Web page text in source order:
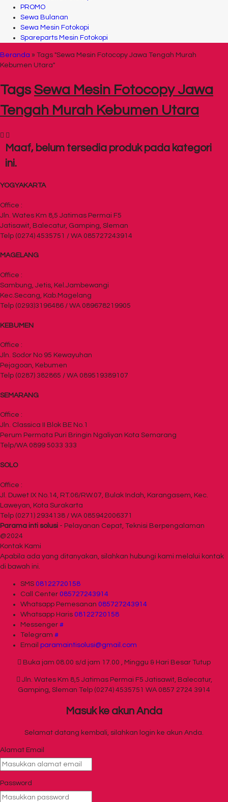
PROMO
Sewa Bulanan
Sewa Mesin Fotokopi
Spareparts Mesin Fotokopi
Beranda » Tags "Sewa Mesin Fotocopy Jawa Tengah Murah
Kebumen Utara"
TagsSewa Mesin Fotocopy Jawa
Tengah Murah Kebumen Utara
Maaf, belum tersedia produk pada kategori
ini.
YOGYAKARTA
Office :
Jln. Wates Km 8,5 Jatimas Permai F5
Jatisawit, Balecatur, Gamping, Sleman
Telp (0274) 4535751 / WA 085727243914
MAGELANG
Office :
Sambung, Jetis, Kel.Jambewangi
Kec.Secang, Kab.Magelang
Telp (0293)3196486 / WA 089678219905
KEBUMEN
Office :
Jln. Sodor No 95 Kewayuhan
Pejagoan, Kebumen
Telp (0287) 382865 / WA 089519389107
SEMARANG
Office :
Jln. Classica II Blok BE No.1
Perum Permata Puri Bringin Ngaliyan Kota Semarang
Telp/WA 0899 5033 333
SOLO
Office :
Jl. Duwet IX No.14, RT.06/RW.07, Bulak Indah, Karangasem, Kec.
Laweyan, Kota Surakarta
Telp (0271) 2934138 / WA 085942006371
Parama inti solusi - Pelayanan Cepat, Teknisi Berpengalaman
@2024
Kontak Kami
Apabila ada yang ditanyakan, silahkan hubungi kami melalui kontak
di bawah ini.
SMS 08122720158
Call Center 085727243914
Whatsapp Pemesanan 085727243914
Whatsapp Haris 08122720158
Messenger #
Telegram #
Email paramaintisolusi@gmail.com
Buka jam 08.00 s/d jam 17.00 , Minggu & Hari Besar Tutup
Jln. Wates Km 8,5 Jatimas Permai F5 Jatisawit, Balecatur,
Gamping, Sleman Telp (0274) 4535751 WA 0857 2724 3914
Masuk ke akun Anda
Selamat datang kembali, silahkan login ke akun Anda.
Alamat Email
Password